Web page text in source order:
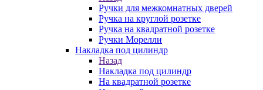
Ручки для межкомнатных дверей
Ручка на круглой розетке
Ручка на квадратной розетке
Ручки Морелли
Накладка под цилиндр
Назад
Накладка под цилиндр
На квадратной розетке